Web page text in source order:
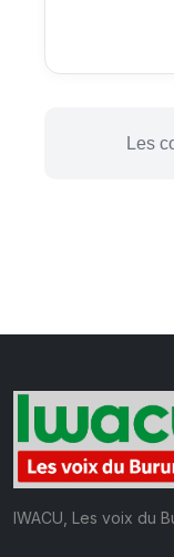
Les
IWACU, Les voix du